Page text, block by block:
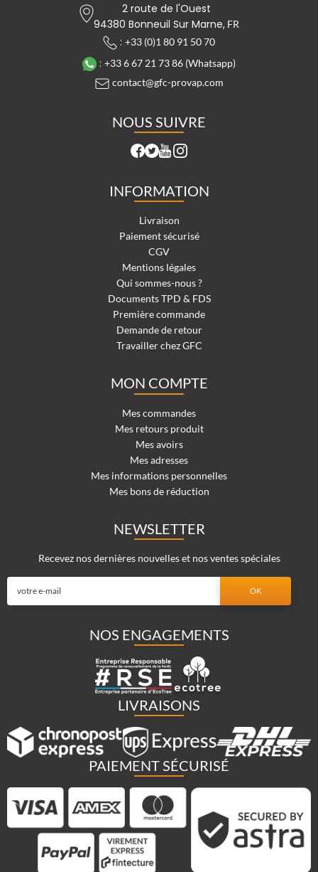
2 route de l'Ouest
94380 Bonneuil Sur Marne,FR
: +33 (0)1 80 91 50 70
: +33 6 67 21 73 86 (Whatsapp)
contact@gfc-provap.com
NOUS SUIVRE
INFORMATION
Livraison
Paiement sécurisé
CGV
Mentions légales
Qui sommes-nous ?
Documents TPD & FDS
Première commande
Demande de retour
Travailler chez GFC
MON COMPTE
Mes commandes
Mes retours produit
Mes avoirs
Mes adresses
Mes informations personnelles
Mes bons de réduction
NEWSLETTER
Recevez nos dernières nouvelles et nos ventes spéciales
NOS ENGAGEMENTS
LIVRAISONS
PAIEMENT SÉCURISÉ